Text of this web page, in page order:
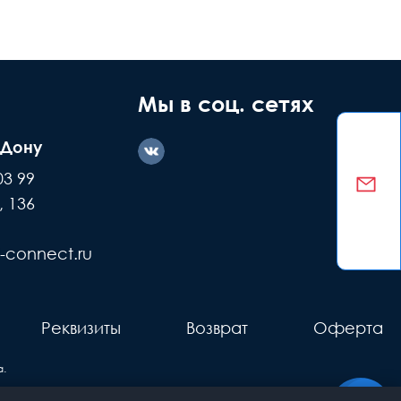
детали +
Делаем обмен
99
136
connect.ru
Мы в соц. сетях
Реквизиты Возврат Оферта